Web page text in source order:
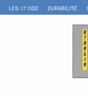
LES 17 ODD DURABILITÉ